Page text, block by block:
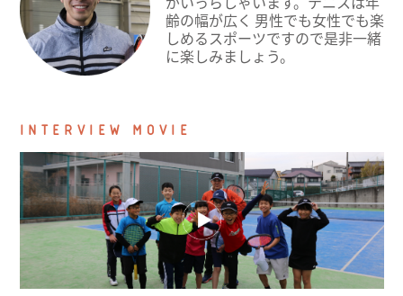
がいっらしゃいます。テニスは年
齢の幅が広く 男性でも女性でも楽
しめるスポーツですので是非一緒
に楽しみましょう。
INTERVIEW MOVIE